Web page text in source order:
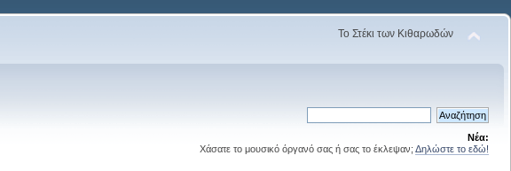
Το Στέκι των Κιθαρωδών
Νέα:
Χάσατε το μουσικό όργανό σας ή σας το έκλεψαν; Δηλώστε το εδώ!